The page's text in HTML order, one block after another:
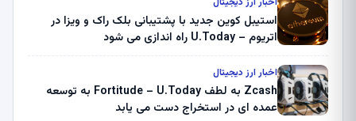
استیبل کوین جدید با پشتیبانی بلک راک و ویزا در
اتریوم – U.Today راه اندازی می شود
اخبار ارز دیجیتال
Zcash به لطف Fortitude – U.Today به توسعه
عمده ای در استخراج دست می یابد